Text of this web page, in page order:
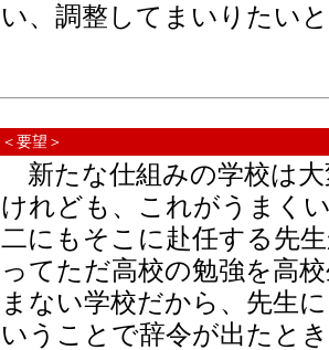
い、調整してまいりたい
＜要望＞
新たな仕組みの学校は
けれども、これがうまく
二にもそこに赴任する先
ってただ高校の勉強を高
まない学校だから、先生
いうことで辞令が出たと